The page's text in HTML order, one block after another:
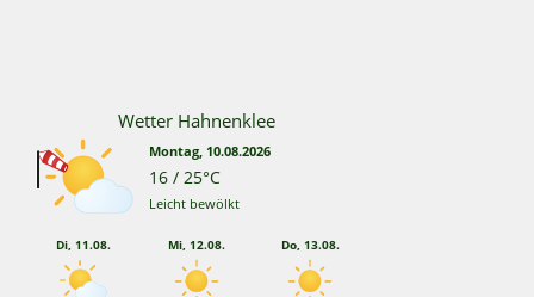
Wetter Hahnenklee
Montag, 10.08.2026
16 / 25°C
Leicht bewölkt
Di, 11.08. Mi, 12.08. Do, 13.08.